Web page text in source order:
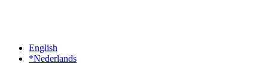
English
*Nederlands